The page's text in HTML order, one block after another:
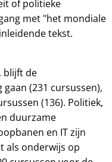
of politieke
met "het mondiale
tekst.
blijft de
(231 cursussen),
(136). Politiek,
duurzame
en IT zijn
als onderwijs op